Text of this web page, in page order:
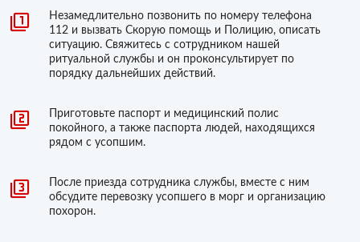
Незамедлительно позвонить по номеру телефона
112 и вызвать Скорую помощь и Полицию, описать
ситуацию. Свяжитесь с сотрудником нашей
ритуальной службы и он проконсультирует по
порядку дальнейших действий.
Приготовьте паспорт и медицинский полис
покойного, а также паспорта людей, находящихся
рядом с усопшим.
После приезда сотрудника службы, вместе с ним
обсудите перевозку усопшего в морг и организацию
похорон.